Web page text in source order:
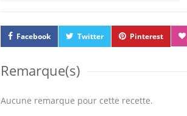
Facebook Twitter Pinterest
Remarque(s)
Aucune remarque pour cette recette.